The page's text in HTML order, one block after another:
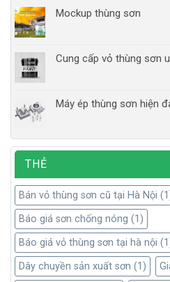
Mockup thùng sơn
Cung cấp vỏ thùng sơn
Máy ép thùng sơn hiện
THẺ
Bán vỏ thùng sơn cũ tại Hà Nội
Báo giá sơn chống nóng (1)
Báo giá vỏ thùng sơn tại hà nội
Dây chuyền sản xuất sơn (1)
móc nối với nhau khá hoàn hảo.
khách hàng có thể nhận ra 4
Động cơ điều khiển tất cả các
động theo một trình tự chuyên
như 22kw, 30kw, 45kw hoặc
định tốc độ quay của bộ phận
lớn thì hiệu quả làm việc càng